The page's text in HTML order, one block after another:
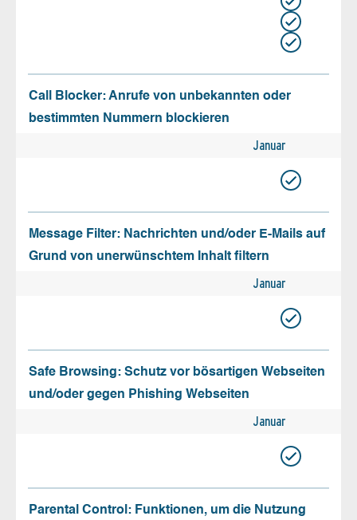
Call Blocker: Anrufe von unbekannten oder
bestimmten Nummern blockieren
Januar
Message Filter: Nachrichten und/oder E-Mails auf
Grund von unerwünschtem Inhalt filtern
Januar
Safe Browsing: Schutz vor bösartigen Webseiten
und/oder gegen Phishing Webseiten
Januar
Parental Control: Funktionen, um die Nutzung